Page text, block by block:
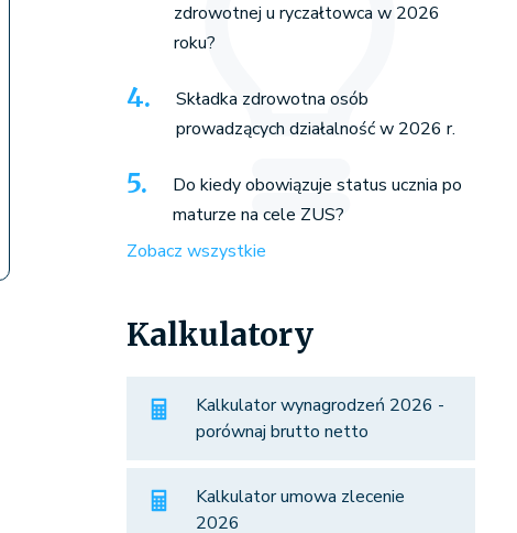
zdrowotnej u ryczałtowca w 2026
roku?
Składka zdrowotna osób
prowadzących działalność w 2026 r.
Do kiedy obowiązuje status ucznia po
maturze na cele ZUS?
Zobacz wszystkie
Kalkulatory
Kalkulator wynagrodzeń 2026 -
porównaj brutto netto
Kalkulator umowa zlecenie
2026